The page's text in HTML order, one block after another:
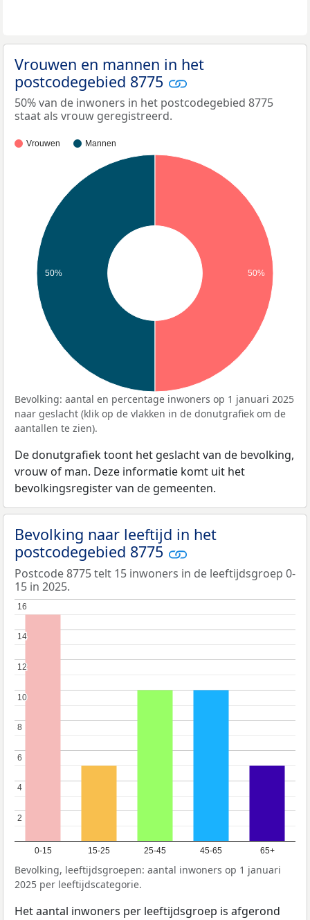
Vrouwen en mannen in het
postcodegebied 8775
50% van de inwoners in het postcodegebied 8775
staat als vrouw geregistreerd.
Vrouwen Mannen
50% 50%
Bevolking: aantal en percentage inwoners op 1 januari 2025
naar geslacht (klik op de vlakken in de donutgrafiek om de
aantallen te zien).
De donutgrafiek toont het geslacht van de bevolking,
vrouw of man. Deze informatie komt uit het
bevolkingsregister van de gemeenten.
Bevolking naar leeftijd in het
postcodegebied 8775
Postcode 8775 telt 15 inwoners in de leeftijdsgroep 0-
15 in 2025.
0-15 15-25 25-45 45-65 65+
2
2
4
4
6
6
8
8
10
10
12
12
14
14
16
16
Bevolking, leeftijdsgroepen: aantal inwoners op 1 januari
2025 per leeftijdscategorie.
Het aantal inwoners per leeftijdsgroep is afgerond